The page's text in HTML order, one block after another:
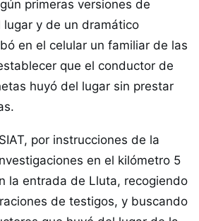
primeras versiones de
lugar y de un dramático
en el celular un familiar de las
que el conductor de
huyó del lugar sin prestar
por instrucciones de la
en el kilómetro 5
la entrada de Lluta, recogiendo
de testigos, y buscando